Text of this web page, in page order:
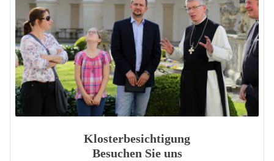
Klosterbesichtigung
Besuchen Sie uns